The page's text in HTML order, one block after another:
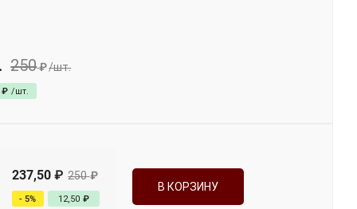
250₽/шт.
₽ /шт.
237,50 ₽ 250 ₽
- 5% 12,50 ₽
В КОРЗИНУ